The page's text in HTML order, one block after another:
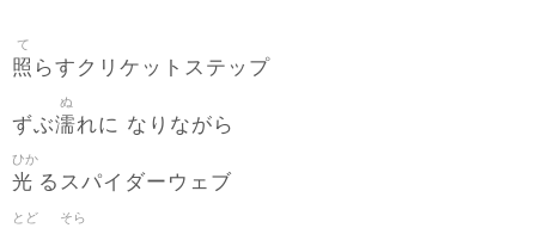
照
て
らすクリケットステップ
ずぶ濡
ぬ
れに なりながら
光
ひか
るスパイダーウェブ
とど そら